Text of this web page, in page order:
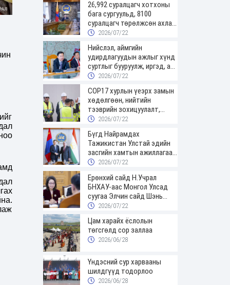
26,992 суралцагч хотхоны
бага сургуульд, 8100
суралцагч төрөлжсөн ахлах
сургуульд суралцана
2026/07/22
Нийслэл, аймгийн
удирдлагуудын ажлыг хүнд
суртлыг бууруулж, иргэд, аж
ахуйн нэгжийн ачааг хэрхэн
2026/07/22
COP17 хурлын үеэрх замын
хөдөлгөөн, нийтийн
тээврийн зохицуулалт,
сургууль, цэцэрлэг, зах,
ажиллах хуваарийг гаргаж,
иргэдэд мэдээлэхийг үүрэг
болголоо
2026/07/22
Бүгд Найрамдах
Тажикистан Улстай эдийн
засгийн хамтын ажиллагааг
өргөжүүлнэ
2026/07/22
Ерөнхий сайд Н.Учрал
БНХАУ-аас Монгол Улсад
суугаа Элчин сайд Шэнь
Миньжюанийг хүлээн авч
2026/07/22
Цам харайх ёслолын
төгсгөлд сор заллаа
2026/06/28
Үндэсний сур харвааны
шилдгүүд тодорлоо
2026/06/28